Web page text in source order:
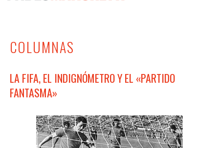
COLUMNAS
LA FIFA, EL INDIGNÓMETRO Y EL «PARTIDO
FANTASMA»